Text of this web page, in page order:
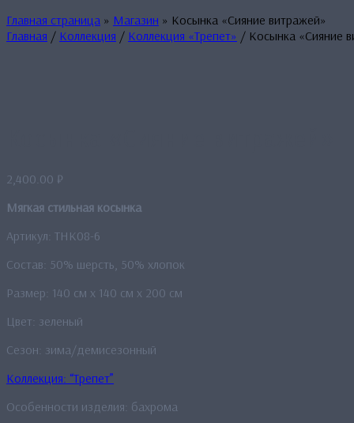
Главная страница » Магазин » Косынка «Сияние витражей»
Главная / Коллекция / Коллекция «Трепет» / Косынка «Сияние
2,400.00 ₽
Мягкая стильная косынка
Артикул: THK08-6
Состав: 50% шерсть, 50% хлопок
Размер: 140 см x 140 см x 200 см
Цвет: зеленый
Сезон: зима/демисезонный
Коллекция: “Трепет”
Особенности изделия: бахрома